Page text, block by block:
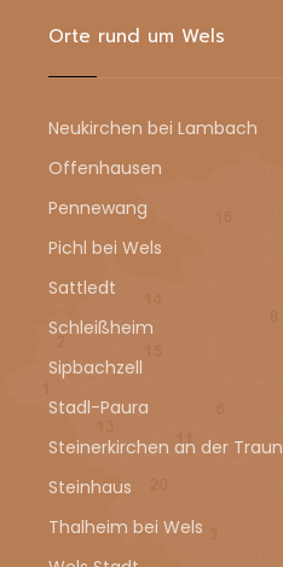
Orte rund um Wels
Neukirchen bei Lambach
Offenhausen
Pennewang
Pichl bei Wels
Sattledt
Schleißheim
Sipbachzell
Stadl-Paura
Steinerkirchen an der Traun
Steinhaus
Thalheim bei Wels